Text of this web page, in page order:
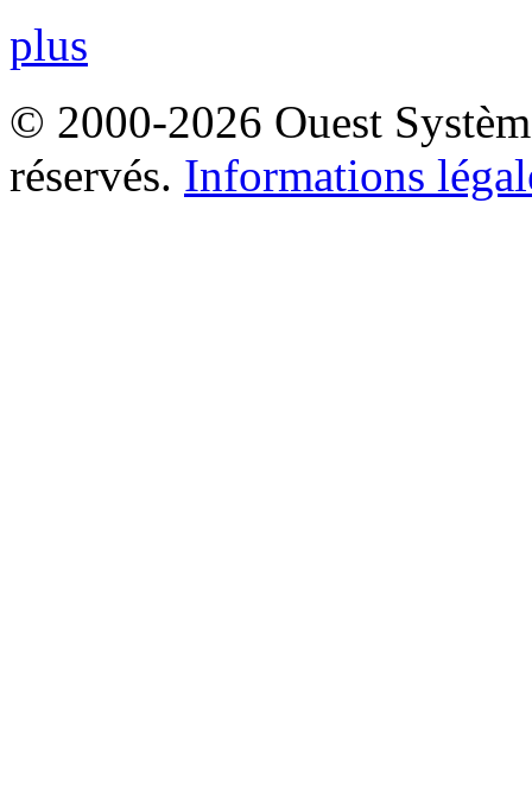
plus
© 2000-2026 Ouest
réservés. Informations